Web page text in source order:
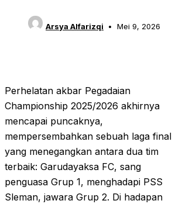
Arsya Alfarizqi Mei 9, 2026
Perhelatan akbar Pegadaian
Championship 2025/2026 akhirnya
mencapai puncaknya,
mempersembahkan sebuah laga final
yang menegangkan antara dua tim
terbaik: Garudayaksa FC, sang
penguasa Grup 1, menghadapi PSS
Sleman, jawara Grup 2. Di hadapan